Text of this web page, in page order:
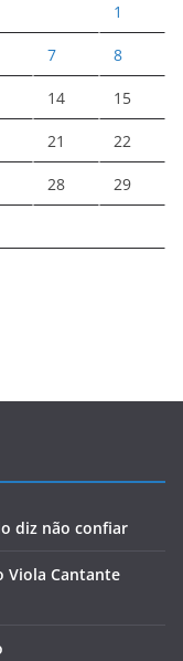
1
7 8
14 15
21 22
28 29
diz não confiar
Viola Cantante